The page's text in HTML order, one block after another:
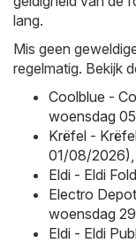
lang.
Mis geen
regelmatig. Bekijk
Coolblue -
woensdag
Krëfel -
01/08/2026)
Eldi - Eldi
Electro
woensdag
Eldi - Eldi